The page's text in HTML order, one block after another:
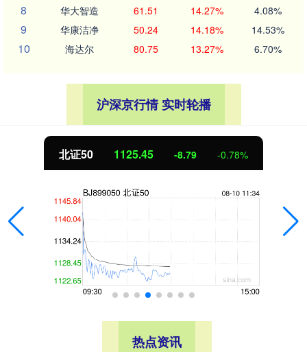
8 华大智造 61.51 14.27% 4.08%
9 华康洁净 50.24 14.18% 14.53%
10 海达尔 80.75 13.27% 6.70%
沪深京行情 实时轮播
北证50 1125.45 -8.79 -0.78%
热点资讯